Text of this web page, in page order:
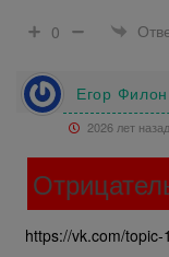
0
Егор Филон
2026 лет назад
https://vk.com/